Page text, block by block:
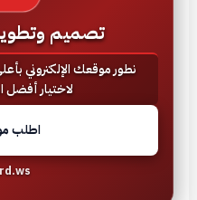
تصميم
نطور موقعك الإلكتروني
لاختيار
اطلب